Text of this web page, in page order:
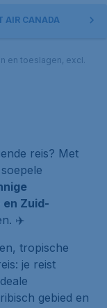
AIR CANADA
en toeslagen, excl.
reis? Met
en Zuid-
✈️
tropische
je reist
gebied en